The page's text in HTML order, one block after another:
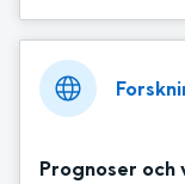
Prognoser och